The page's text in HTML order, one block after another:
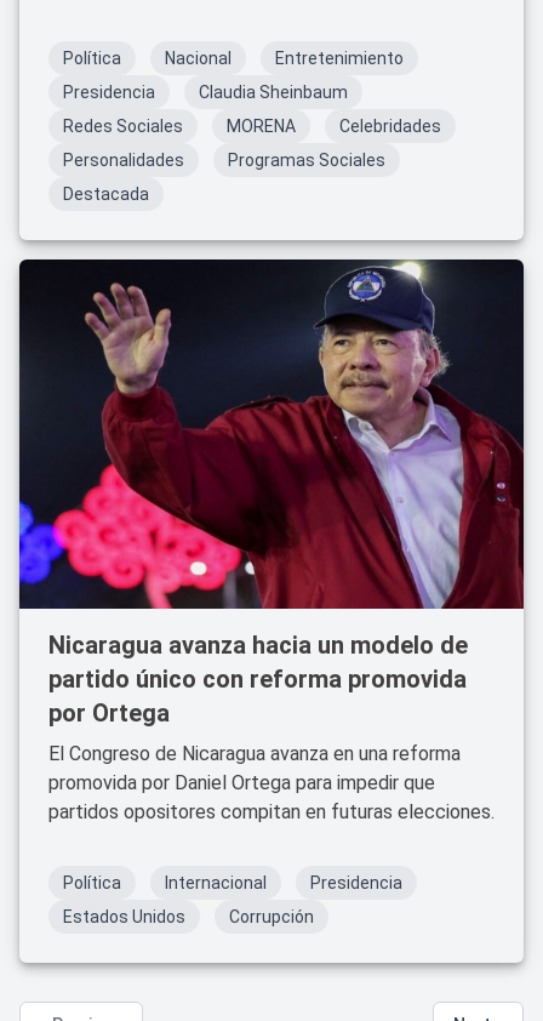
Política Nacional
Entretenimiento
Presidencia
Claudia Sheinbaum
Redes Sociales
MORENA
Celebridades
Personalidades
Programas Sociales
Destacada
Nicaragua avanza hacia un modelo de
partido único con reforma promovida
por Ortega
El Congreso de Nicaragua avanza en una reforma
promovida por Daniel Ortega para impedir que
partidos opositores compitan en futuras elecciones.
Política Internacional
Presidencia
Estados Unidos
Corrupción